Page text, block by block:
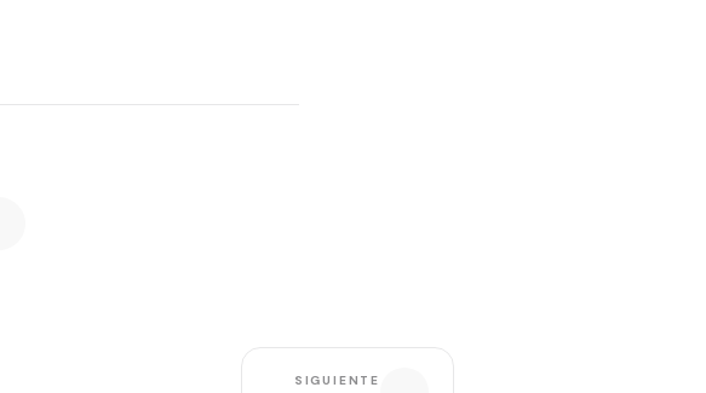
SIGUIENTE